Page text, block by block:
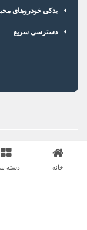
خانه دسته
یدکی خودروهای
دسترسی سریع